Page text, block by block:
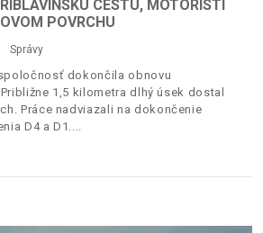
CESTU, MOTORISTI
POVRCHU
Správy
dokončila obnovu
1,5 kilometra dlhý úsek dostal
Práce nadviazali na dokončenie
D4 a D1.